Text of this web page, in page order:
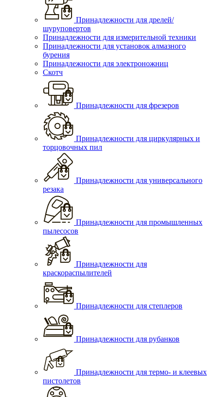
Принадлежности для дрелей/
шуруповертов
Принадлежности для измерительной техники
Принадлежности для установок алмазного
бурения
Принадлежности для электроножниц
Скотч
Принадлежности для фрезеров
Принадлежности для циркулярных и
торцовочных пил
Принадлежности для универсального
резака
Принадлежности для промышленных
пылесосов
Принадлежности для
краскораспылителей
Принадлежности для степлеров
Принадлежности для рубанков
Принадлежности для термо- и клеевых
пистолетов